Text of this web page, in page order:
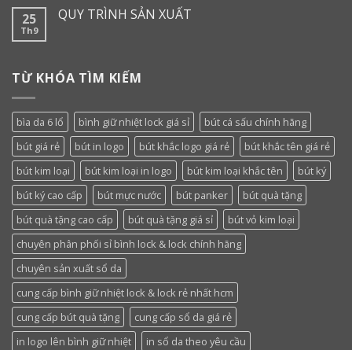
25
Th9
QUY TRÌNH SẢN XUẤT
TỪ KHÓA TÌM KIẾM
bìa da 6 lổ bình giữ nhiệt lock giá sỉ
bút cá sấu chính hãng
bút giá rẻ
bút in logo bút khắc logo giá rẻ
bút khắc tên giá rẻ
bút kim loại
bút kim loại in logo bút kim loại khắc tên
bút ký
bút ký cao cấp
bút mực nước bút panker
bút quà tặng
bút quà tặng cao cấp
bút quà tặng giá sỉ
bút vỏ kim loại
chuyên phân phối sỉ bình lock & lock chính hãng
chuyên sản xuất sổ da
cung cấp bình giữ nhiệt lock & lock rẻ nhất hcm
cung cấp bút quà tặng
cung cấp sổ da giá rẻ
in logo lên bình giữ nhiệt
in sổ da theo yêu cầu